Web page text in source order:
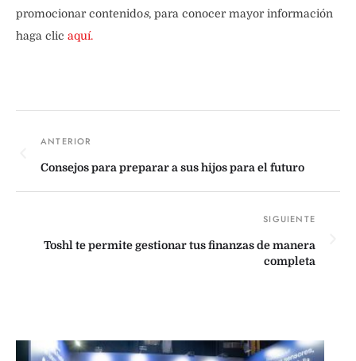
promocionar contenidos, para conocer mayor información
haga clic aquí.
Consejos para preparar a sus hijos para el futuro
Toshl te permite gestionar tus finanzas de manera
completa